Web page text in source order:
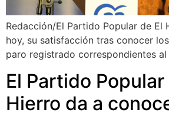
Redacción/El Partido Popular de El
hoy, su satisfacción tras conocer
paro registrado correspondientes
El Partido Popular
Hierro da a